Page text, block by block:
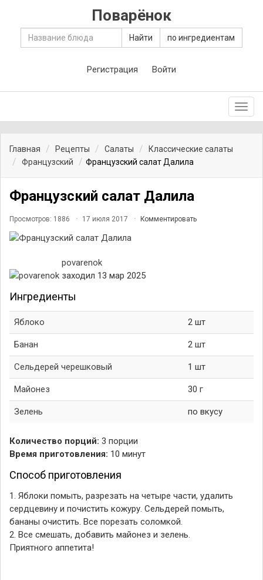
Поварёнок
Найти по ингредиентам
Регистрация Войти
Главная Рецепты Салаты
Классические салаты
Французский
Французский салат Далила
Французский салат Далила
Просмотров: 1886 17 июля 2017 Комментировать
povarenok
заходил 13 мар 2025
Ингредиенты
Яблоко 2 шт
Банан 2 шт
Сельдерей черешковый 1 шт
Майонез 30 г
Зелень по вкусу
Количество порций: 3 порции
Время приготовления: 10 минут
Способ приготовления
1. Яблоки помыть, разрезать на четыре части, удалить
сердцевину и почистить кожуру. Сельдерей помыть,
бананы очистить. Все порезать соломкой.
2. Все смешать, добавить майонез и зелень.
Приятного аппетита!